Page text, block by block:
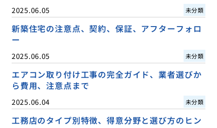
2025.06.05 未分類
新築住宅の注意点、契約、保証、アフターフォロ
ー
2025.06.05 未分類
エアコン取り付け工事の完全ガイド、業者選びか
ら費用、注意点まで
2025.06.04 未分類
工務店のタイプ別特徴、得意分野と選び方のヒン